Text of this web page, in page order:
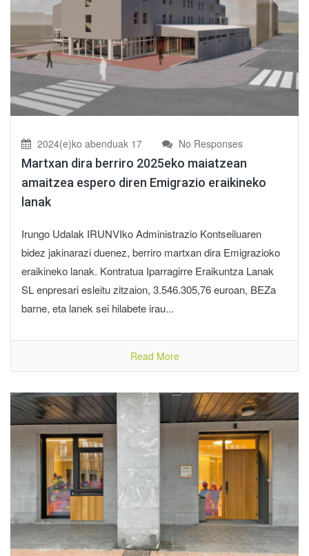
2024(e)ko abenduak 17 No Responses
Martxan dira berriro 2025eko maiatzean
amaitzea espero diren Emigrazio eraikineko
lanak
Irungo Udalak IRUNVIko Administrazio Kontseiluaren
bidez jakinarazi duenez, berriro martxan dira Emigrazioko
eraikineko lanak. Kontratua Iparragirre Eraikuntza Lanak
SL enpresari esleitu zitzaion, 3.546.305,76 euroan, BEZa
barne, eta lanek sei hilabete irau...
Read More